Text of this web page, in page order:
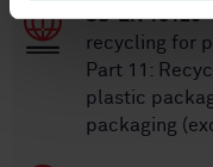
SS-EN
recycling for
Part 11:
plastic
packaging